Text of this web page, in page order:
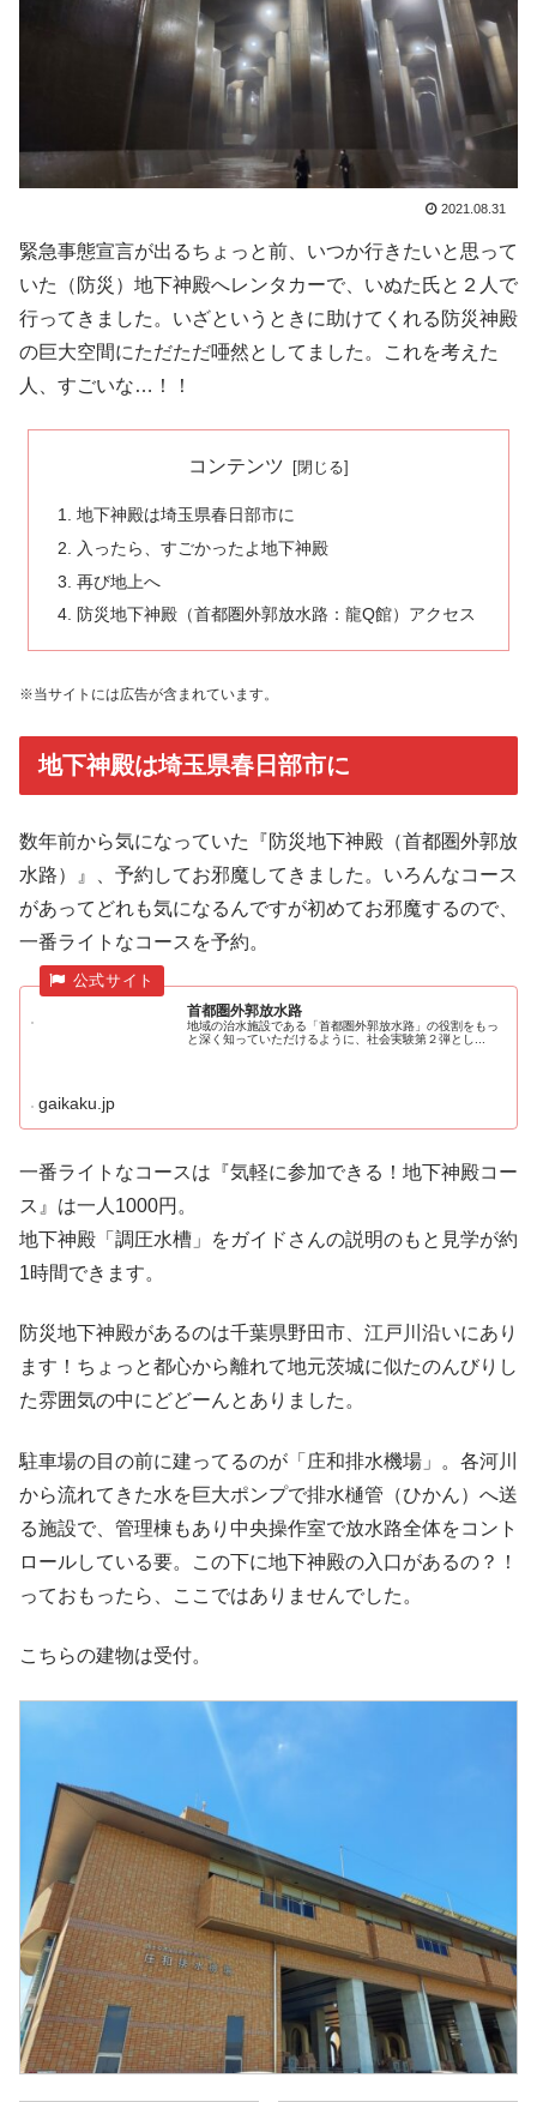
2021.08.31
緊急事態宣言が出るちょっと前、いつか行きたいと思って
いた（防災）地下神殿へレンタカーで、いぬた氏と２人で
行ってきました。いざというときに助けてくれる防災神殿
の巨大空間にただただ唖然としてました。これを考えた
人、すごいな…！！
コンテンツ
地下神殿は埼玉県春日部市に
入ったら、すごかったよ地下神殿
再び地上へ
防災地下神殿（首都圏外郭放水路：龍Q館）アクセス
※当サイトには広告が含まれています。
地下神殿は埼玉県春日部市に
数年前から気になっていた『防災地下神殿（首都圏外郭放
水路）』、予約してお邪魔してきました。いろんなコース
があってどれも気になるんですが初めてお邪魔するので、
一番ライトなコースを予約。
首都圏外郭放水路
地域の治水施設である「首都圏外郭放水路」の役割をもっ
と深く知っていただけるように、社会実験第２弾とし...
gaikaku.jp
一番ライトなコースは『気軽に参加できる！地下神殿コー
ス』は一人1000円。
地下神殿「調圧水槽」をガイドさんの説明のもと見学が約
1時間できます。
防災地下神殿があるのは千葉県野田市、江戸川沿いにあり
ます！ちょっと都心から離れて地元茨城に似たのんびりし
た雰囲気の中にどどーんとありました。
駐車場の目の前に建ってるのが「庄和排水機場」。各河川
から流れてきた水を巨大ポンプで排水樋管（ひかん）へ送
る施設で、管理棟もあり中央操作室で放水路全体をコント
ロールしている要。この下に地下神殿の入口があるの？！
っておもったら、ここではありませんでした。
こちらの建物は受付。